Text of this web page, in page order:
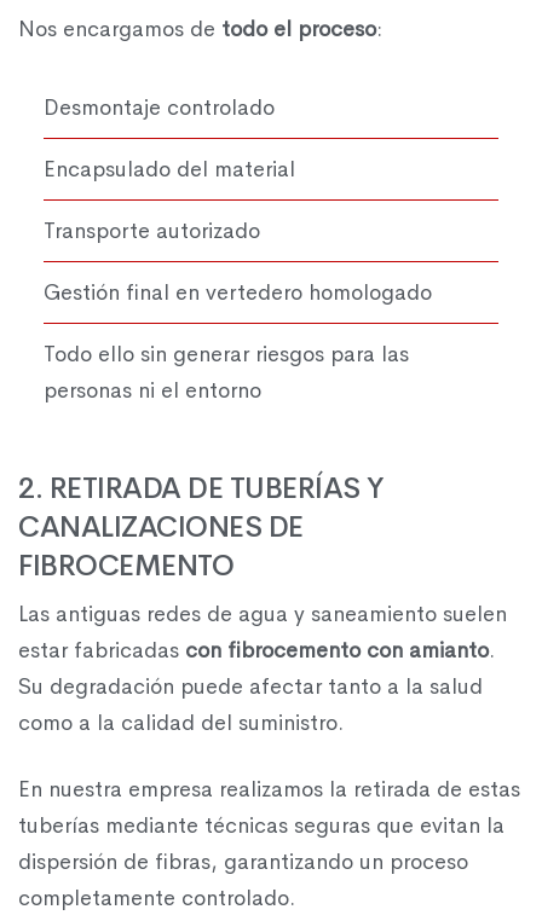
Nos encargamos de todo el proceso:
Desmontaje controlado
Encapsulado del material
Transporte autorizado
Gestión final en vertedero homologado
Todo ello sin generar riesgos para las
personas ni el entorno
2. RETIRADA DE TUBERÍAS Y
CANALIZACIONES DE
FIBROCEMENTO
Las antiguas redes de agua y saneamiento suelen
estar fabricadas con fibrocemento con amianto.
Su degradación puede afectar tanto a la salud
como a la calidad del suministro.
En nuestra empresa realizamos la retirada de estas
tuberías mediante técnicas seguras que evitan la
dispersión de fibras, garantizando un proceso
completamente controlado.